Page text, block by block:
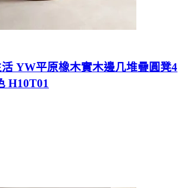
YW平原橡木實木邊几堆疊圓凳4
H10T01